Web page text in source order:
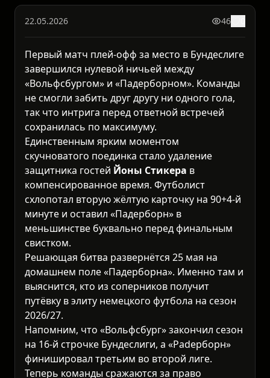
22.05.2026 46
Первый матч плей-офф за место в Бундеслиге
завершился нулевой ничьей между
«Вольфсбургом» и «Падерборном». Команды
не смогли забить друг другу ни одного гола,
так что интрига перед ответной встречей
сохранилась по максимуму.
Единственным ярким моментом
скучноватого поединка стало удаление
защитника гостей Йоны Стикера в
компенсированное время. Футболист
схлопотал вторую жёлтую карточку на 90+4-й
минуте и оставил «Падерборн» в
меньшинстве буквально перед финальным
свистком.
Решающая битва развернётся 25 мая на
домашнем поле «Падерборна». Именно там и
выяснится, кто из соперников получит
путёвку в элиту немецкого футбола на сезон
2026/27.
Напомним, что «Вольфсбург» закончил сезон
на 16-й строчке Бундеслиги, а «Padерборн»
финишировал третьим во второй лиге.
Теперь команды сражаются за право